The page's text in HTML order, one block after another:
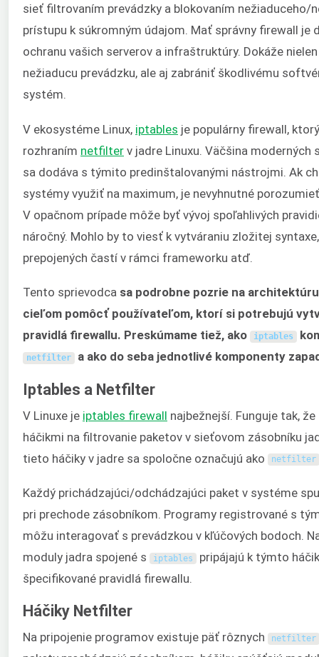
sieť filtrovaním prevádzky a blokovaním nežiaduceho/
prístupu k súkromným údajom. Mať správny firewall je
ochranu vašich serverov a infraštruktúry. Dokáže
nežiaducu prevádzku, ale aj zabrániť škodlivému
systém.
V ekosystéme Linux, iptables je populárny firewall,
rozhraním netfilter v jadre Linuxu. Väčšina moderných
sa dodáva s týmito predinštalovanými nástrojmi. Ak
systémy využiť na maximum, je nevyhnutné
V opačnom prípade môže byť vývoj spoľahlivých
náročný. Mohlo by to viesť k vytváraniu zložitej
prepojených častí v rámci frameworku atď.
Tento sprievodca sa podrobne pozrie na
cieľom pomôcť používateľom, ktorí si potrebujú
pravidlá firewallu. Preskúmame tiež, ako
iptables
netfilter a ako do seba jednotlivé komponenty
Iptables a Netfilter
V Linuxe je iptables firewall najbežnejší. Funguje tak,
háčikmi na filtrovanie paketov v sieťovom zásobníku
tieto háčiky v jadre sa spoločne označujú ako
netfilter
Každý prichádzajúci/odchádzajúci paket v systéme
pri prechode zásobníkom. Programy registrované s
môžu interagovať s prevádzkou v kľúčových bodoch.
moduly jadra spojené s
iptables pripájajú k týmto
špecifikované pravidlá firewallu.
Háčiky Netfilter
Na pripojenie programov existuje päť rôznych netfilter